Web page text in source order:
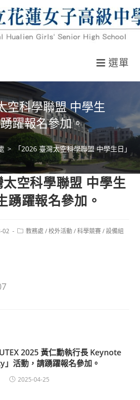
選單
空科學聯盟 中學生
躍報名參加。
> 「2026 臺灣太空科學聯盟 中學生日」
空科學聯盟 中學生
踴躍報名參加。
02
Post教務處 / 校外活動 / 科學競賽 / 設備組
2025 黃仁勳執行長 Keynote
活動，請踴躍報名參加。
2025-04-25